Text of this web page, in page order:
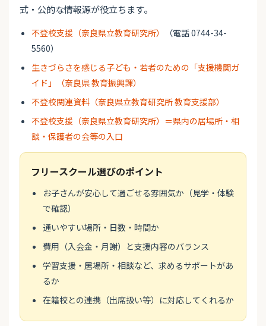
式・公的な情報源が役立ちます。
不登校支援（奈良県立教育研究所）
（電話 0744-34-
5560）
生きづらさを感じる子ども・若者のための「支援機関ガ
イド」（奈良県 教育振興課）
不登校関連資料（奈良県立教育研究所 教育支援部）
不登校支援（奈良県立教育研究所）＝県内の居場所・相
談・保護者の会等の入口
フリースクール選びのポイント
お子さんが安心して過ごせる雰囲気か（見学・体験
で確認）
通いやすい場所・日数・時間か
費用（入会金・月謝）と支援内容のバランス
学習支援・居場所・相談など、求めるサポートがあ
るか
在籍校との連携（出席扱い等）に対応してくれるか